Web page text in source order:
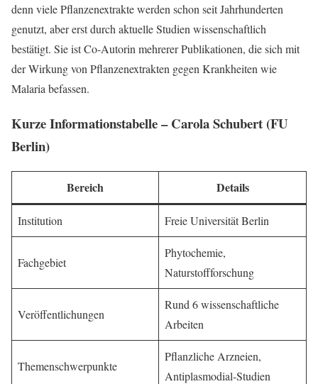
denn viele Pflanzenextrakte werden schon seit Jahrhunderten
genutzt, aber erst durch aktuelle Studien wissenschaftlich
bestätigt. Sie ist Co-Autorin mehrerer Publikationen, die sich mit
der Wirkung von Pflanzenextrakten gegen Krankheiten wie
Malaria befassen.
Kurze Informationstabelle – Carola Schubert (FU
Berlin)
Bereich Details
Institution Freie Universität Berlin
Fachgebiet
Phytochemie,
Naturstoffforschung
Veröffentlichungen
Rund 6 wissenschaftliche
Arbeiten
Themenschwerpunkte
Pflanzliche Arzneien,
Antiplasmodial-Studien